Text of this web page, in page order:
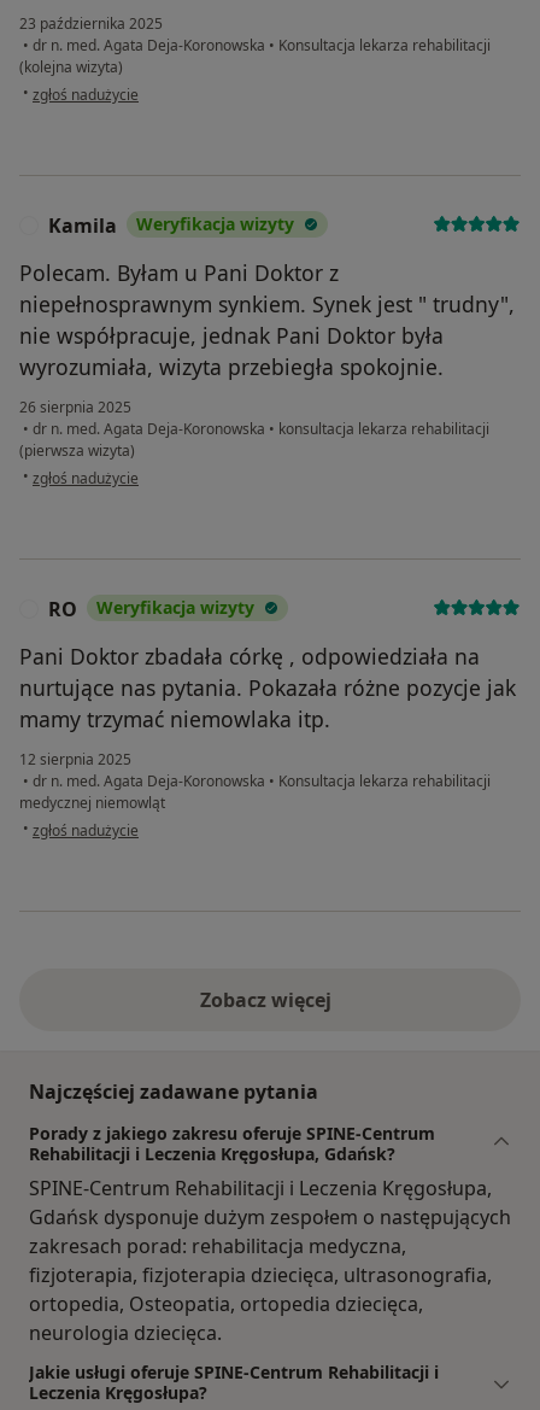
23 października 2025
• dr n. med. Agata Deja-Koronowska • Konsultacja lekarza rehabilitacji
(kolejna wizyta)
• w opinii użytkownika Monika S.
zgłoś nadużycie
Kamila Weryfikacja wizyty
Polecam. Byłam u Pani Doktor z
niepełnosprawnym synkiem. Synek jest " trudny",
nie współpracuje, jednak Pani Doktor była
wyrozumiała, wizyta przebiegła spokojnie.
26 sierpnia 2025
• dr n. med. Agata Deja-Koronowska • konsultacja lekarza rehabilitacji
(pierwsza wizyta)
• w opinii użytkownika Kamila
zgłoś nadużycie
RO Weryfikacja wizyty
Pani Doktor zbadała córkę , odpowiedziała na
nurtujące nas pytania. Pokazała różne pozycje jak
mamy trzymać niemowlaka itp.
12 sierpnia 2025
• dr n. med. Agata Deja-Koronowska • Konsultacja lekarza rehabilitacji
medycznej niemowląt
• w opinii użytkownika RO
zgłoś nadużycie
Zobacz więcej
Najczęściej zadawane pytania
Porady z jakiego zakresu oferuje SPINE-Centrum
Rehabilitacji i Leczenia Kręgosłupa, Gdańsk?
SPINE-Centrum Rehabilitacji i Leczenia Kręgosłupa,
Gdańsk dysponuje dużym zespołem o następujących
zakresach porad: rehabilitacja medyczna,
fizjoterapia, fizjoterapia dziecięca, ultrasonografia,
ortopedia, Osteopatia, ortopedia dziecięca,
neurologia dziecięca.
Jakie usługi oferuje SPINE-Centrum Rehabilitacji i
Leczenia Kręgosłupa?